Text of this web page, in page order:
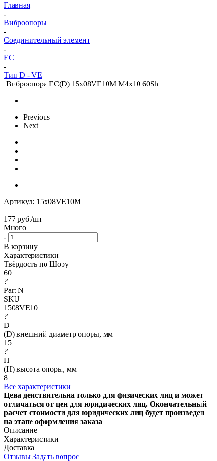
Главная
-
Виброопоры
-
Cоединительный элемент
-
EC
-
Тип D - VE
-Виброопора EC(D) 15x08VE10M M4x10 60Sh
Previous
Next
Артикул: 15x08VE10M
177 руб./шт
Много
-
+
В корзину
Характеристики
Твёрдость по Шору
60
?
Part N
SKU
1508VE10
?
D
(D) внешний диаметр опоры, мм
15
?
H
(H) высота опоры, мм
8
Все характеристики
Цена действительна только для физических лиц и может
отличаться от цен для юридических лиц. Окончательный
расчет стоимости для юридических лиц будет произведен
на этапе оформления заказа
Описание
Характеристики
Доставка
Отзывы Задать вопрос